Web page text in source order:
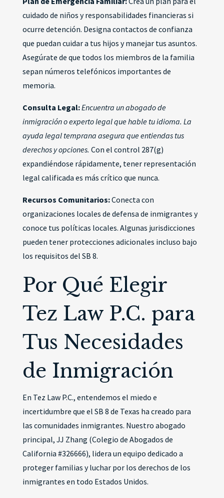
cuidado de niños y responsabilidades financieras si
ocurre detención. Designa contactos de confianza
que puedan cuidar a tus hijos y manejar tus asuntos.
Asegúrate de que todos los miembros de la familia
sepan números telefónicos importantes de
memoria.
Consulta Legal:Encuentra un abogado de
inmigración o experto legal que hable tu idioma. La
ayuda legal temprana asegura que entiendas tus
derechos y opciones. Con el control 287(g)
expandiéndose rápidamente, tener representación
legal calificada es más crítico que nunca.
Recursos Comunitarios:Conecta con
organizaciones locales de defensa de inmigrantes y
conoce tus políticas locales. Algunas jurisdicciones
pueden tener protecciones adicionales incluso bajo
los requisitos del SB 8.
Por Qué Elegir
Tez Law P.C. para
Tus Necesidades
de Inmigración
En Tez Law P.C., entendemos el miedo e
incertidumbre que el SB 8 de Texas ha creado para
las comunidades inmigrantes. Nuestro abogado
principal, JJ Zhang (Colegio de Abogados de
California #326666), lidera un equipo dedicado a
proteger familias y luchar por los derechos de los
inmigrantes en todo Estados Unidos.